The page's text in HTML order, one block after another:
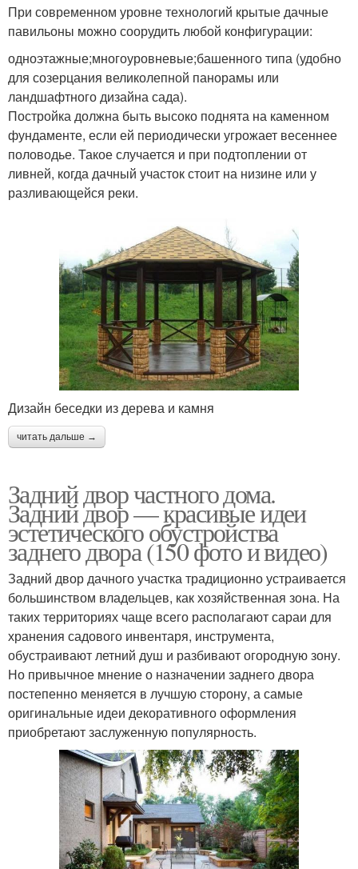
При современном уровне технологий крытые дачные
павильоны можно соорудить любой конфигурации:
одноэтажные;многоуровневые;башенного типа (удобно
для созерцания великолепной панорамы или
ландшафтного дизайна сада).
Постройка должна быть высоко поднята на каменном
фундаменте, если ей периодически угрожает весеннее
половодье. Такое случается и при подтоплении от
ливней, когда дачный участок стоит на низине или у
разливающейся реки.
Дизайн беседки из дерева и камня
читать дальше →
Задний двор частного дома.
Задний двор — красивые идеи
эстетического обустройства
заднего двора (150 фото и видео)
Задний двор дачного участка традиционно устраивается
большинством владельцев, как хозяйственная зона. На
таких территориях чаще всего располагают сараи для
хранения садового инвентаря, инструмента,
обустраивают летний душ и разбивают огородную зону.
Но привычное мнение о назначении заднего двора
постепенно меняется в лучшую сторону, а самые
оригинальные идеи декоративного оформления
приобретают заслуженную популярность.